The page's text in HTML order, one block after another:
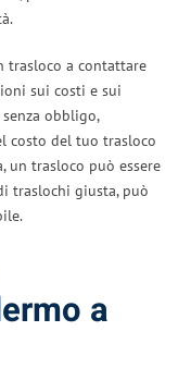
trasloco a contattare
sui costi e sui
obbligo,
costo del tuo trasloco
un trasloco può essere
traslochi giusta, può
a